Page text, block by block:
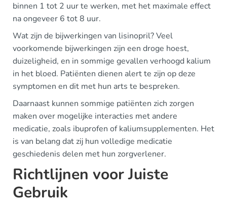
binnen 1 tot 2 uur te werken, met het maximale effect
na ongeveer 6 tot 8 uur.
Wat zijn de bijwerkingen van lisinopril? Veel
voorkomende bijwerkingen zijn een droge hoest,
duizeligheid, en in sommige gevallen verhoogd kalium
in het bloed. Patiënten dienen alert te zijn op deze
symptomen en dit met hun arts te bespreken.
Daarnaast kunnen sommige patiënten zich zorgen
maken over mogelijke interacties met andere
medicatie, zoals ibuprofen of kaliumsupplementen. Het
is van belang dat zij hun volledige medicatie
geschiedenis delen met hun zorgverlener.
Richtlijnen voor Juiste
Gebruik